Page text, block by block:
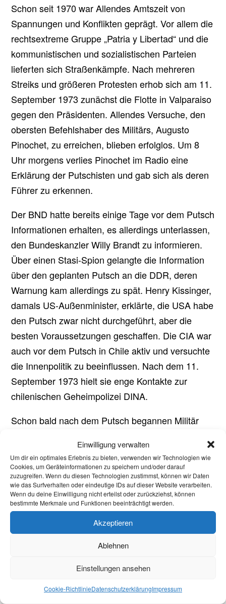
Einwilligung verwalten
Um dir ein optimales Erlebnis zu bieten, verwenden wir Technologien wie
Cookies, um Geräteinformationen zu speichern und/oder darauf
zuzugreifen. Wenn du diesen Technologien zustimmst, können wir Daten
wie das Surfverhalten oder eindeutige IDs auf dieser Website verarbeiten.
Wenn du deine Einwilligung nicht erteilst oder zurückziehst, können
bestimmte Merkmale und Funktionen beeinträchtigt werden.
Akzeptieren
Ablehnen
Einstellungen ansehen
Cookie-RichtlinieDatenschutzerklärungImpressum
Schon seit 1970 war Allendes Amtszeit von
Spannungen und Konflikten geprägt. Vor allem die
rechtsextreme Gruppe „Patria y Libertad“ und die
kommunistischen und sozialistischen Parteien
lieferten sich Straßenkämpfe. Nach mehreren
Streiks und größeren Protesten erhob sich am 11.
September 1973 zunächst die Flotte in Valparaiso
gegen den Präsidenten. Allendes Versuche, den
obersten Befehlshaber des Militärs, Augusto
Pinochet, zu erreichen, blieben erfolglos. Um 8
Uhr morgens verlies Pinochet im Radio eine
Erklärung der Putschisten und gab sich als deren
Führer zu erkennen.
Der BND hatte bereits einige Tage vor dem Putsch
Informationen erhalten, es allerdings unterlassen,
den Bundeskanzler Willy Brandt zu informieren.
Über einen Stasi-Spion gelangte die Information
über den geplanten Putsch an die DDR, deren
Warnung kam allerdings zu spät. Henry Kissinger,
damals US-Außenminister, erklärte, die USA habe
den Putsch zwar nicht durchgeführt, aber die
besten Voraussetzungen geschaffen. Die CIA war
auch vor dem Putsch in Chile aktiv und versuchte
die Innenpolitik zu beeinflussen. Nach dem 11.
September 1973 hielt sie enge Kontakte zur
chilenischen Geheimpolizei DINA.
Schon bald nach dem Putsch begannen Militär
Kommunist*innen und Gewerkschaftsmitglieder
verschwinden zu lassen. Der chilenische Staat
wurde zu einem Versuchsmodell der „Chicagoer
Schule“, einer kapitalistischen ökonomischen
Schule, nach der der Sozialstaat radikal gekürzt
und die Wirtschaft marktwirtschaftlich
umstrukturiert wurde. Während der Diktatur gab
mindestens 27.000 politische Gefangene, von
denen über 90% gefoltert wurden.